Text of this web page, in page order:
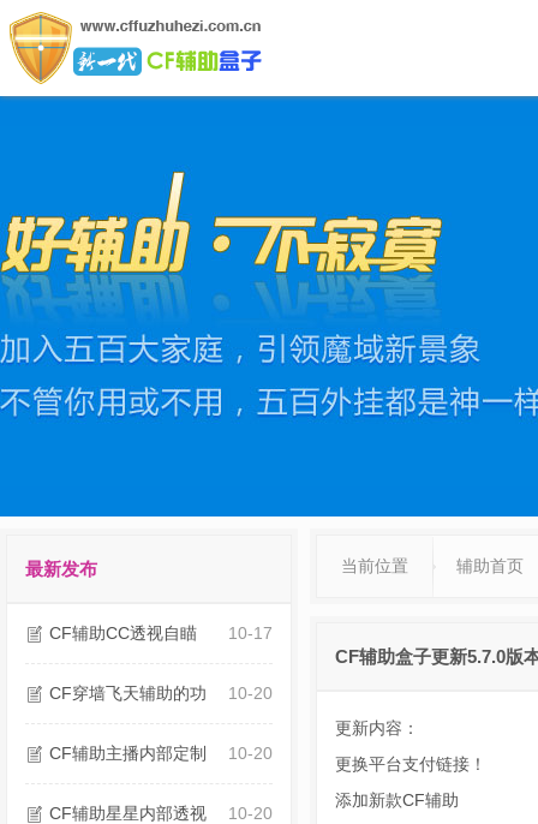
CF辅助盒子网
最新发布
CF辅助CC透视自瞄 10-17
CF穿墙飞天辅助的功 10-20
CF辅助主播内部定制 10-20
CF辅助星星内部透视 10-20
当前位置 辅助首页
CF辅助盒子更新5.7.0版
更新内容：
更换平台支付链接！
添加新款CF辅助